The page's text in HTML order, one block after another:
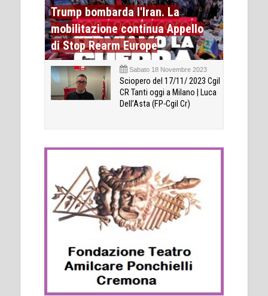
Trump bombarda l'Iran. La
mobilitazione continua Appello
di Stop Rearm Europe
Sabato 18 Novembre 2023
Sciopero del 17/11/ 2023 Cgil
CR Tanti oggi a Milano | Luca
Dell’Asta (FP-Cgil Cr)